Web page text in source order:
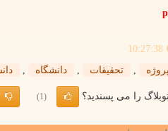
10:27:38
پروژه , تحقیقات , دانشگاه ,
را می پسندید؟ (1)